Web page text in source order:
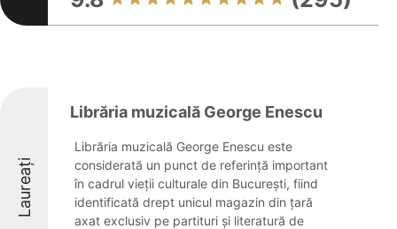
Laureați
Librăria muzicală George Enescu
Librăria muzicală George Enescu este
considerată un punct de referință important
în cadrul vieții culturale din București, fiind
identificată drept unicul magazin din țară
axat exclusiv pe partituri și literatură de